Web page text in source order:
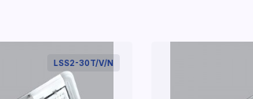
LSS2-30T/V/N